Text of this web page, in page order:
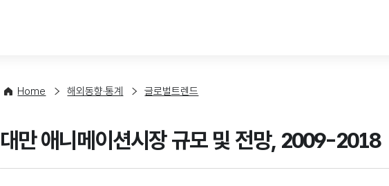
Home 해외동향·통계 글로벌트렌드
대만 애니메이션시장 규모 및 전망, 2009-2018